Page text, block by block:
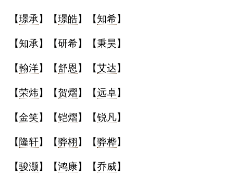
【璟承】【璟皓】【知希】
【知承】【研希】【秉昊】
【翰洋】【舒恩 】【艾达】
【荣炜】【贺熠】【远卓】
【金笑】【铠熠】【锐凡】
【 隆轩】【骅栩 】【骅桦】
【骏灏】【鸿康】【乔威】